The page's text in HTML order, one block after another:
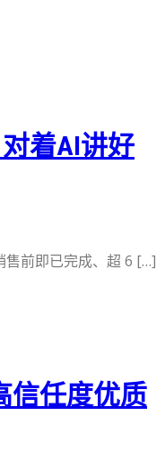
着AI讲好
售前即已完成、超 6 […]
信任度优质